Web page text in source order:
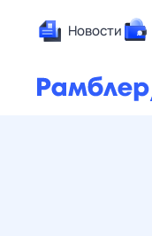
Новости